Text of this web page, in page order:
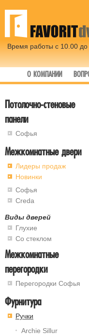
Время работы с 10.00
О КОМПАНИИ
Потолочно-стеновые
панели
Софья
Межкомнатные двери
Лидеры продаж
Новинки
Софья
Creda
Виды дверей
Глухие
Со стеклом
Межкомнатные
перегородки
Перегородки Софья
Фурнитура
Ручки
Archie Sillur